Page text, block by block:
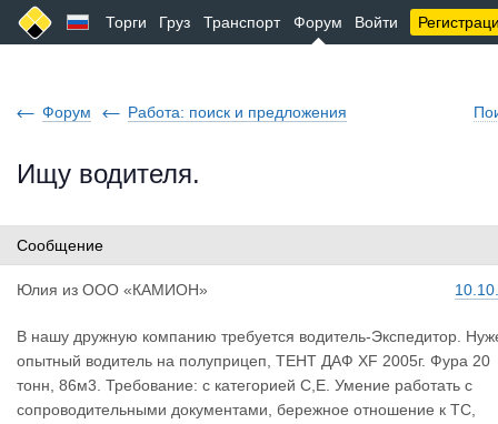
Торги Груз Транспорт Форум Войти
Форум Работа: поиск и предложения
Ищу водителя.
Сообщение
Юлия из ООО «КАМИОН»
В нашу дружную компанию требуется водитель-Экспедитор.
опытный водитель на полуприцеп, ТЕНТ ДАФ XF 2005г. Фура 20
тонн, 86м3. Требование: с категорией С,Е. Умение работать с
сопроводительными документами, бережное отношение к ТС,